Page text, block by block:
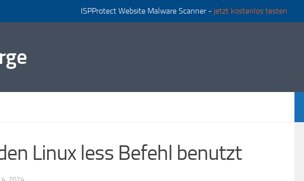
ISPProtect Website Malware Scanner - jetzt kostenlos testen
Linux less Befehl benutzt
4, 2024